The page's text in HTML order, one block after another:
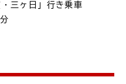
三ヶ日」行き乗車